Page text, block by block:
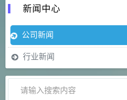
新闻中心
公司新闻
行业新闻